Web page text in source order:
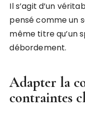
Il s’agit d’un
pensé comme un
même titre qu’un
débordement.
Adapter la
contraintes